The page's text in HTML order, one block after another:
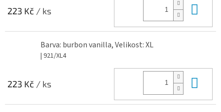
223 Kč / ks
Barva: burbon vanilla, Velikost: XL
| 921/XL4
223 Kč / ks